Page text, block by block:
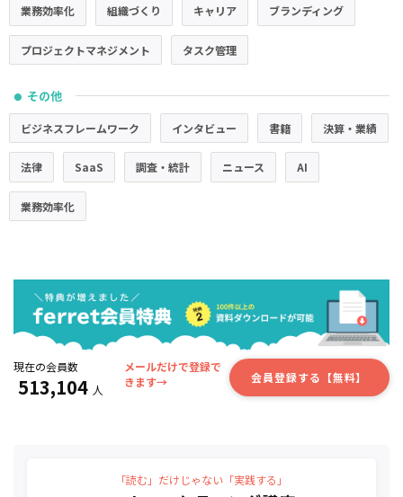
業務効率化 組織づくり キャリア ブランディング
プロジェクトマネジメント タスク管理
● その他
ビジネスフレームワーク インタビュー 書籍 決算・業績
法律 SaaS 調査・統計 ニュース AI
業務効率化
現在の会員数
513,104 人
メールだけで登録で
きます→
会員登録する【無料】
「読む」だけじゃない「実践する」